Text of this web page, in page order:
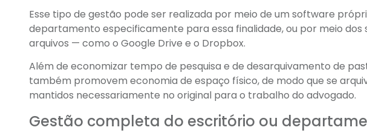
Esse tipo de gestão pode ser realizada por meio de um software
departamento especificamente para essa finalidade, ou por meio
arquivos — como o Google Drive e o Dropbox.
Além de economizar tempo de pesquisa e de desarquivamento de
também promovem economia de espaço físico, de modo que se
mantidos necessariamente no original para o trabalho do advogado.
Gestão completa do escritório ou